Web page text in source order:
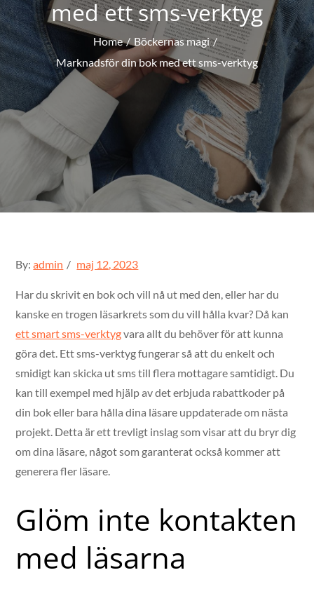
med ett sms-verktyg
Home
Böckernas magi
Marknadsför din bok med ett sms-verktyg
By:admin
Posted
maj 12, 2023
Har du skrivit en bok och vill nå ut med den, eller har du
kanske en trogen läsarkrets som du vill hålla kvar? Då kan
ett smart sms-verktygvara allt du behöver för att kunna
göra det. Ett sms-verktyg fungerar så att du enkelt och
smidigt kan skicka ut sms till flera mottagare samtidigt. Du
kan till exempel med hjälp av det erbjuda rabattkoder på
din bok eller bara hålla dina läsare uppdaterade om nästa
projekt. Detta är ett trevligt inslag som visar att du bryr dig
om dina läsare, något som garanterat också kommer att
generera fler läsare.
Glöm inte kontakten
med läsarna